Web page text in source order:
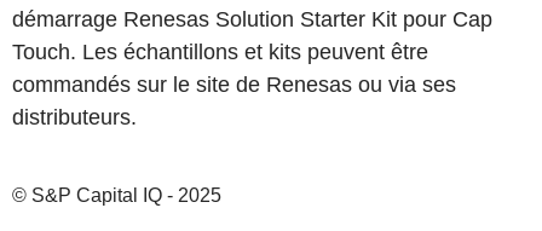
démarrage Renesas Solution Starter Kit pour Cap
Touch. Les échantillons et kits peuvent être
commandés sur le site de Renesas ou via ses
distributeurs.
© S&P Capital IQ - 2025